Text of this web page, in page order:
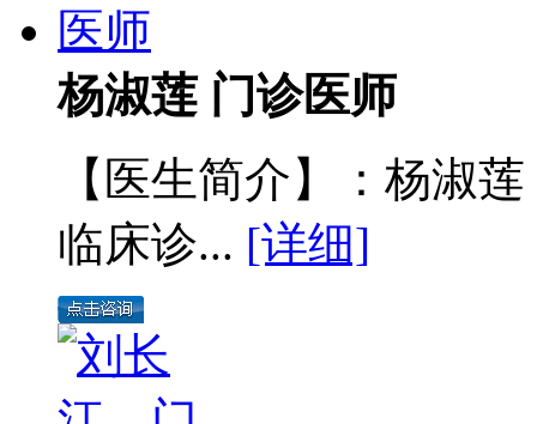
杨淑莲 门诊医师
【医生简介】：杨淑
临床诊... [详细]